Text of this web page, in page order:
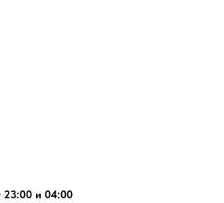
23:00 и 04:00